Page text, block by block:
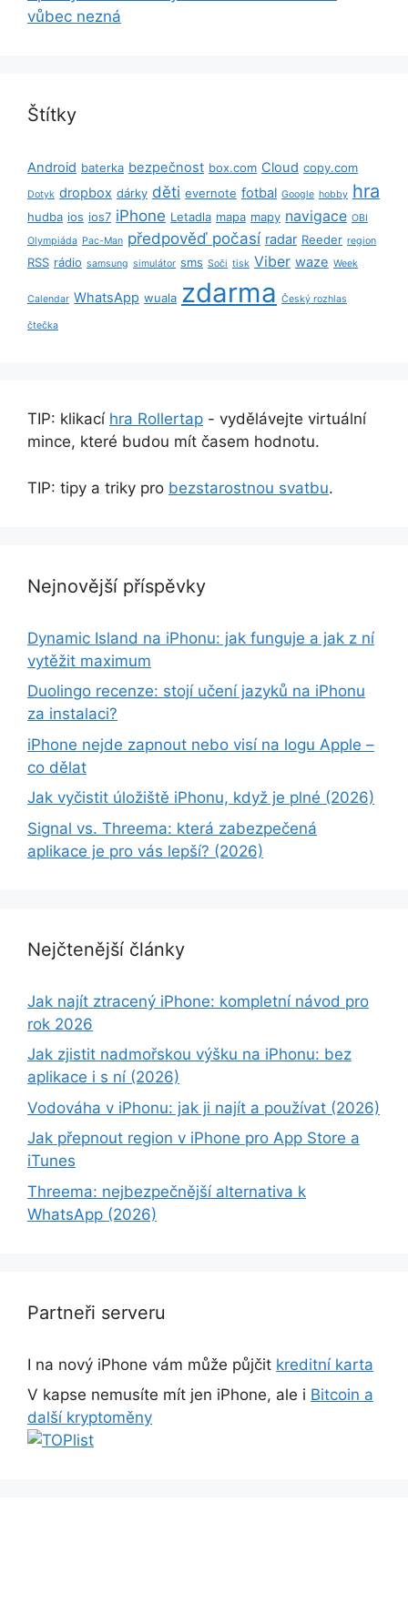
vůbec nezná
Štítky
Android baterka bezpečnost box.com Cloud copy.com
Dotyk dropbox dárky děti evernote fotbal Google hobby hra
hudba ios ios7 iPhone Letadla mapa mapy navigace OBI
Olympiáda Pac-Man předpověď počasí radar Reeder region
RSS rádio samsung simulátor sms Soči tisk Viber waze Week
Calendar WhatsApp wuala zdarma Český rozhlas
čtečka
TIP: klikací hra Rollertap - vydělávejte virtuální
mince, které budou mít časem hodnotu.
TIP: tipy a triky pro bezstarostnou svatbu.
Nejnovější příspěvky
Dynamic Island na iPhonu: jak funguje a jak z ní
vytěžit maximum
Duolingo recenze: stojí učení jazyků na iPhonu
za instalaci?
iPhone nejde zapnout nebo visí na logu Apple –
co dělat
Jak vyčistit úložiště iPhonu, když je plné (2026)
Signal vs. Threema: která zabezpečená
aplikace je pro vás lepší? (2026)
Nejčtenější články
Jak najít ztracený iPhone: kompletní návod pro
rok 2026
Jak zjistit nadmořskou výšku na iPhonu: bez
aplikace i s ní (2026)
Vodováha v iPhonu: jak ji najít a používat (2026)
Jak přepnout region v iPhone pro App Store a
iTunes
Threema: nejbezpečnější alternativa k
WhatsApp (2026)
Partneři serveru
I na nový iPhone vám může půjčit kreditní karta
V kapse nemusíte mít jen iPhone, ale i Bitcoin a
další kryptoměny